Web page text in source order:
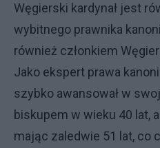
Węgierski kardynał jest
wybitnego prawnika
również członkiem
Jako ekspert prawa
szybko awansował w
biskupem w wieku 40 lat,
mając zaledwie 51 lat, co